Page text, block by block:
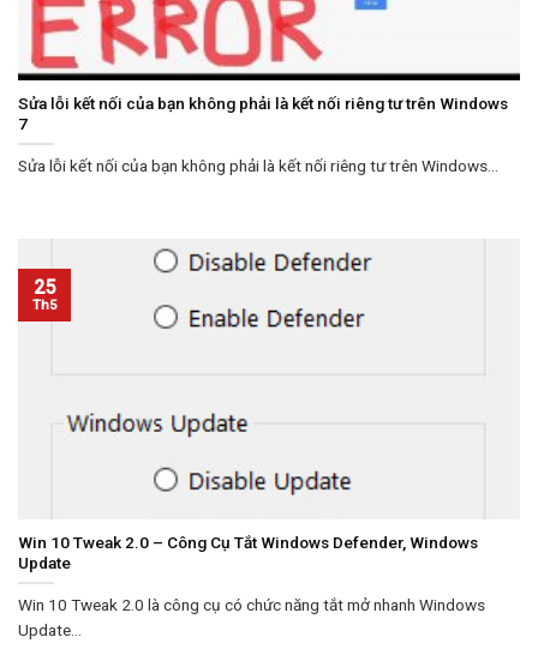
Sửa lỗi kết nối của bạn không phải là kết nối riêng tư trên Windows
7
Sửa lỗi kết nối của bạn không phải là kết nối riêng tư trên Windows...
Win 10 Tweak 2.0 – Công Cụ Tắt Windows Defender, Windows
Update
Win 10 Tweak 2.0 là công cụ có chức năng tắt mở nhanh Windows
Update...
25
Th5